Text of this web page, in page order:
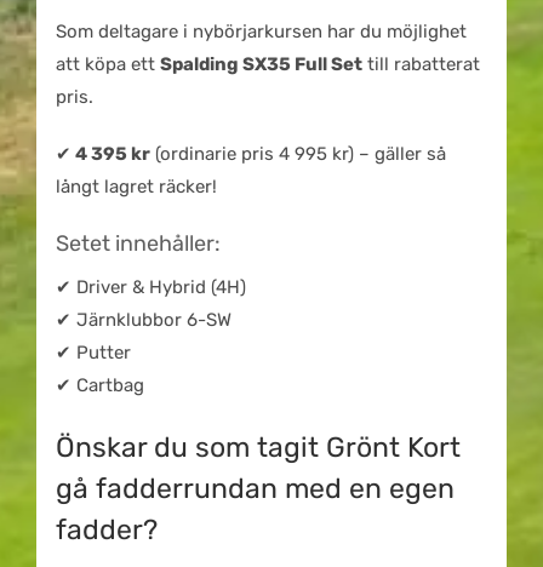
Som deltagare i nybörjarkursen har du möjlighet
att köpa ettSpalding SX35 Full Set till rabatterat
pris.
✔ 4 395 kr (ordinarie pris 4 995 kr) – gäller så
långt lagret räcker!
Setet innehåller:
✔ Driver & Hybrid (4H)
✔ Järnklubbor 6-SW
✔ Putter
✔ Cartbag
Önskar du som tagit Grönt Kort
gå fadderrundan med en egen
fadder?